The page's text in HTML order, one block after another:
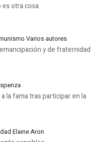
es otra cosa
Varios autores
y de fraternidad
la fama tras participar en la
Elaine Aron